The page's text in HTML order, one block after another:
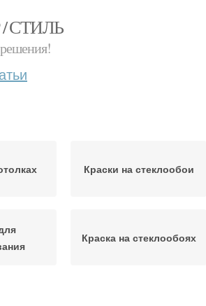
СТИЛЬ
Краски на стеклообои
Краска на стеклообоях